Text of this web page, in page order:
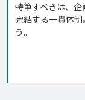
特筆すべきは、
完結する一貫体
う...